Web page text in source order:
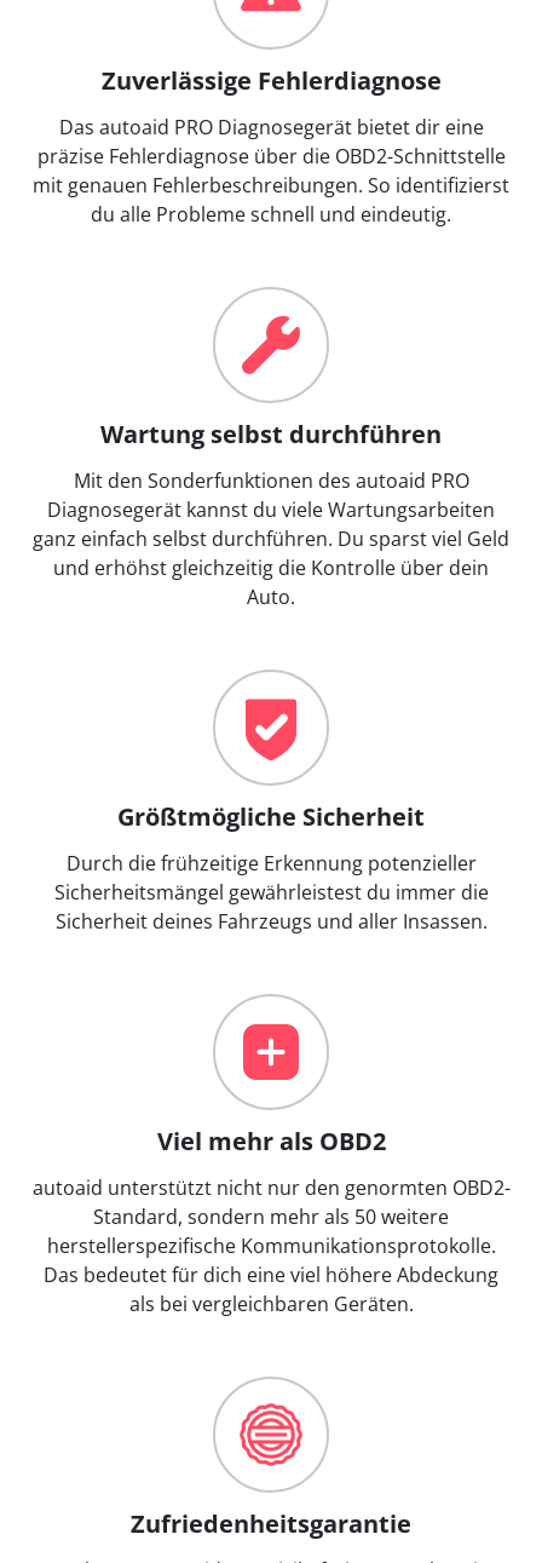
Zuverlässige Fehlerdiagnose
Das autoaid PRO Diagnosegerät bietet dir eine
präzise Fehlerdiagnose über die OBD2-Schnittstelle
mit genauen Fehlerbeschreibungen. So identifizierst
du alle Probleme schnell und eindeutig.
Wartung selbst durchführen
Mit den Sonderfunktionen des autoaid PRO
Diagnosegerät kannst du viele Wartungsarbeiten
ganz einfach selbst durchführen. Du sparst viel Geld
und erhöhst gleichzeitig die Kontrolle über dein
Auto.
Größtmögliche Sicherheit
Durch die frühzeitige Erkennung potenzieller
Sicherheitsmängel gewährleistest du immer die
Sicherheit deines Fahrzeugs und aller Insassen.
Viel mehr als OBD2
autoaid unterstützt nicht nur den genormten OBD2-
Standard, sondern mehr als 50 weitere
herstellerspezifische Kommunikationsprotokolle.
Das bedeutet für dich eine viel höhere Abdeckung
als bei vergleichbaren Geräten.
Zufriedenheitsgarantie